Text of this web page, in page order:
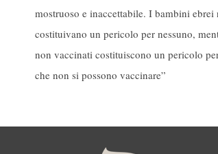
mostruoso e inaccettabile. I bambini ebrei
costituivano un pericolo per nessuno,
non vaccinati costituiscono un pericolo
che non si possono vaccinare”